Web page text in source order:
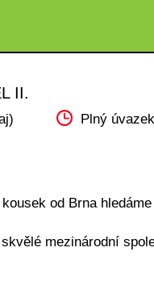
II.
Plný úvazek
od Brna
mezinárodní